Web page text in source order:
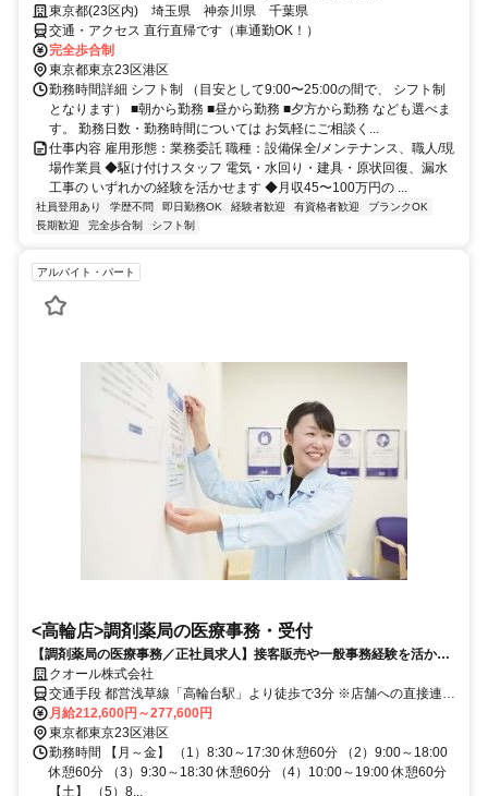
東京都(23区内) 埼玉県 神奈川県 千葉県
交通・アクセス 直行直帰です（車通勤OK！）
完全歩合制
東京都東京23区港区
勤務時間詳細 シフト制 （目安として9:00〜25:00の間で、 シフト制
となります） ■朝から勤務 ■昼から勤務 ■夕方から勤務 なども選べま
す。 勤務日数・勤務時間については お気軽にご相談く...
仕事内容 雇用形態：業務委託 職種：設備保全/メンテナンス、職人/現
場作業員 ◆駆け付けスタッフ 電気・水回り・建具・原状回復、漏水
工事の いずれかの経験を活かせます ◆月収45〜100万円の ...
社員登用あり 学歴不問 即日勤務OK 経験者歓迎 有資格者歓迎
ブランクOK
長期歓迎
完全歩合制 シフト制
アルバイト・パート
<高輪店>調剤薬局の医療事務・受付
【調剤薬局の医療事務／正社員求人】接客販売や一般事務経験を活かせ
る★人の役に立つ薬局でのお仕事★福利厚生・研修制度充実！
クオール株式会社
交通手段 都営浅草線「高輪台駅」より徒歩で3分 ※店舗への直接連絡
はご遠慮ください
月給212,600円～277,600円
東京都東京23区港区
勤務時間 【月～金】 （1）8:30～17:30 休憩60分 （2）9:00～18:00
休憩60分 （3）9:30～18:30 休憩60分 （4）10:00～19:00 休憩60分
【土】 （5）8...